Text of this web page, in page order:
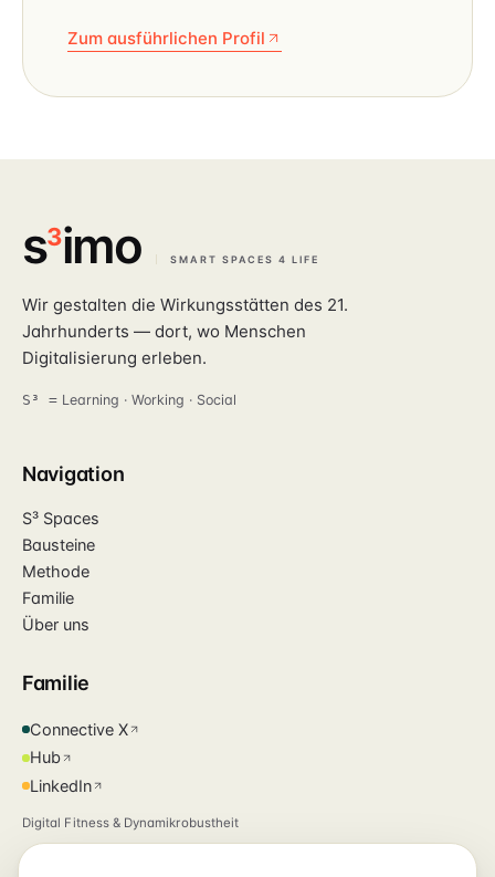
Zum ausführlichen Profil
s3imo SMART SPACES 4 LIFE
Wir gestalten die Wirkungsstätten des 21.
Jahrhunderts — dort, wo Menschen
Digitalisierung erleben.
S³ = Learning · Working · Social
Navigation
S³ Spaces
Bausteine
Methode
Familie
Über uns
Familie
Connective X
Hub
LinkedIn
Digital Fitness & Dynamikrobustheit